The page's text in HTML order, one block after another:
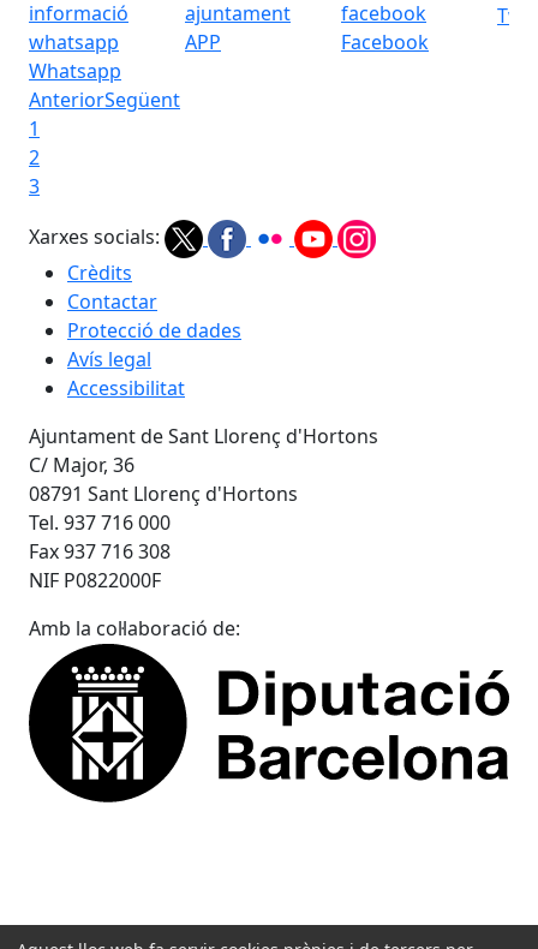
Whatsapp
APP Facebook
AnteriorSegüent
1
2
3
Xarxes socials:
Crèdits
Contactar
Protecció de dades
Avís legal
Accessibilitat
Ajuntament de Sant Llorenç d'Hortons
C/ Major, 36
08791 Sant Llorenç d'Hortons
Tel. 937 716 000
Fax 937 716 308
NIF P0822000F
Amb la col·laboració de: